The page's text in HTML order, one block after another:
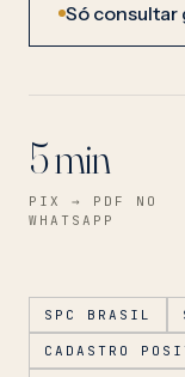
Só consultar
5 min
PIX → PDF NO
WHATSAPP
SPC BRASIL
CADASTRO